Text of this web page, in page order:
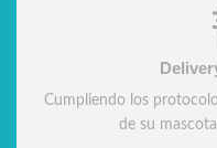
Cumpliendo los
de su